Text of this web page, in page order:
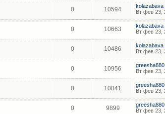
0 10594
kolazabava
Вт фев 23,
0 10663
kolazabava
Вт фев 23,
0 10486
kolazabava
Вт фев 23,
0 10956
greesha880
Вт фев 23,
0 10041
greesha880
Вт фев 23,
0 9899
greesha880
Вт фев 23,